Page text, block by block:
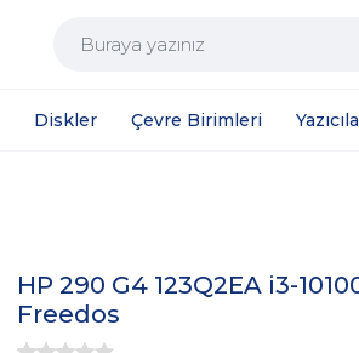
Diskler Çevre Birimleri
HP 290 G4 123Q2EA i3-
Freedos